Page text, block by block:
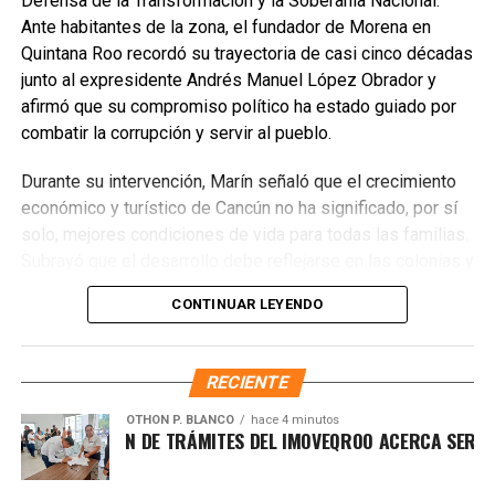
plantación de 302 especies, de las cuales 261 son nativas
y 41 endémicas. Las acciones alcanzarán 37 Áreas
Naturales Protegidas y 17 Áreas Destinadas
Voluntariamente a la Conservación, con el objetivo de
recuperar territorios estratégicos y fortalecer la resiliencia
Finalmente, Marybel Villegas afirmó que reforestar es
proteger el agua, regenerar los suelos y construir
recursos naturales también significa defender nuestra
calidad de vida”, expresó.
Ante habitantes de la zona, el fundador de Morena en
Quintana Roo recordó su trayectoria de casi cinco décadas
junto al expresidente Andrés Manuel López Obrador y
afirmó que su compromiso político ha estado guiado por
combatir la corrupción y servir al pueblo.
Durante su intervención, Marín señaló que el crecimiento
económico y turístico de Cancún no ha significado, por sí
solo, mejores condiciones de vida para todas las familias.
en quienes históricamente han permanecido rezagados,
destacando el impacto de los programas sociales, el
realizadas en el sureste durante el gobierno de López
Obrador. Enfatizó que estos avances deben consolidarse
para garantizar bienestar y justicia social.
CONTINUAR LEYENDO
RECIENTE
OTHON P. BLANCO hace 4 minutos
DE TRÁMITES DEL IMOVEQROO ACERCA